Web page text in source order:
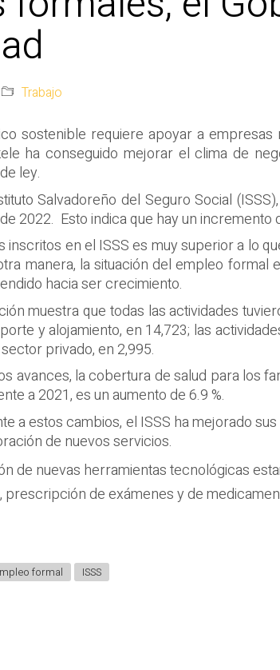
Trabajo
sostenible requiere apoyar a
ha conseguido mejorar el clima de
ley.
Salvadoreño del Seguro Social
2022. Esto indica que hay un incremento
inscritos en el ISSS es muy superior a lo
manera, la situación del empleo formal
hacia ser crecimiento.
muestra que todas las actividades
y alojamiento, en 14,723; las
privado, en 2,995.
avances, la cobertura de salud para los
a 2021, es un aumento de 6.9 %.
a estos cambios, el ISSS ha mejorado
de nuevos servicios.
de nuevas herramientas tecnológicas
prescripción de exámenes y de
formal ISSS